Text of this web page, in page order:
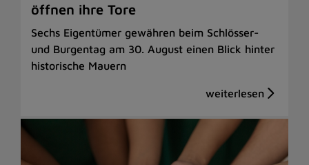
öffnen ihre Tore
Sechs Eigentümer gewähren beim Schlösser-
und Burgentag am 30. August einen Blick hinter
historische Mauern